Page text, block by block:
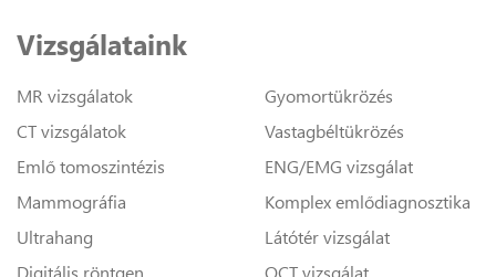
Vizsgálataink
MR vizsgálatok
CT vizsgálatok
Emlő tomoszintézis
Mammográfia
Ultrahang
Digitális röntgen
Gyomortükrözés
Vastagbéltükrözés
ENG/EMG vizsgálat
Komplex emlődiagnosztika
Látótér vizsgálat
OCT vizsgálat